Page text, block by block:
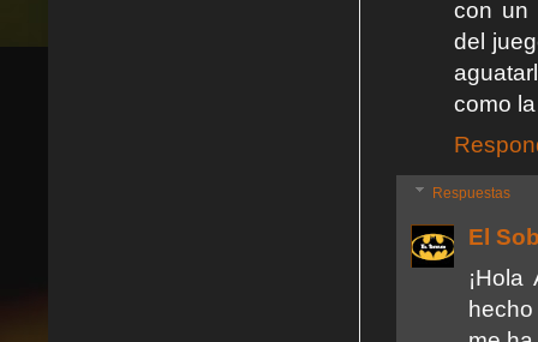
con un
del
como
Respuestas
El